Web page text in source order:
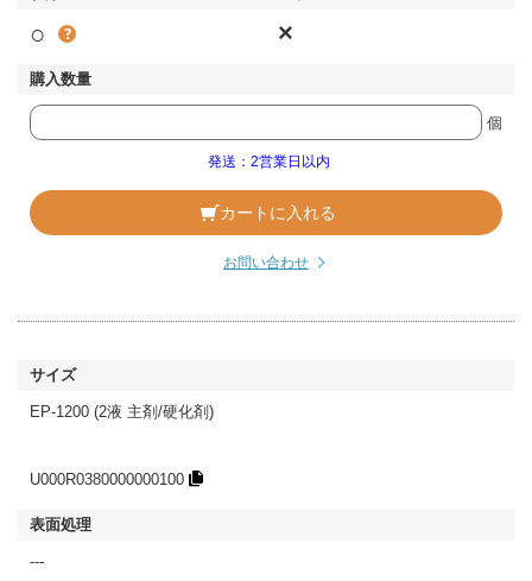
○ ×
個
発送：2営業日以内
カートに入れる
お問い合わせ
EP-1200 (2液 主剤/硬化剤)
U000R0380000000100
---